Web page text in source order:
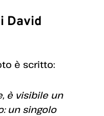
David
è scritto:
è visibile un
un singolo